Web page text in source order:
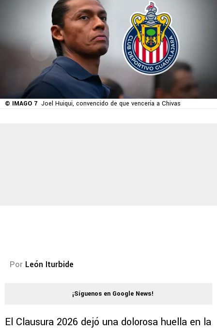
© IMAGO 7 Joel Huiqui, convencido de que vencería a Chivas
Por León Iturbide
¡Síguenos en Google News!
El Clausura 2026 dejó una dolorosa huella en la